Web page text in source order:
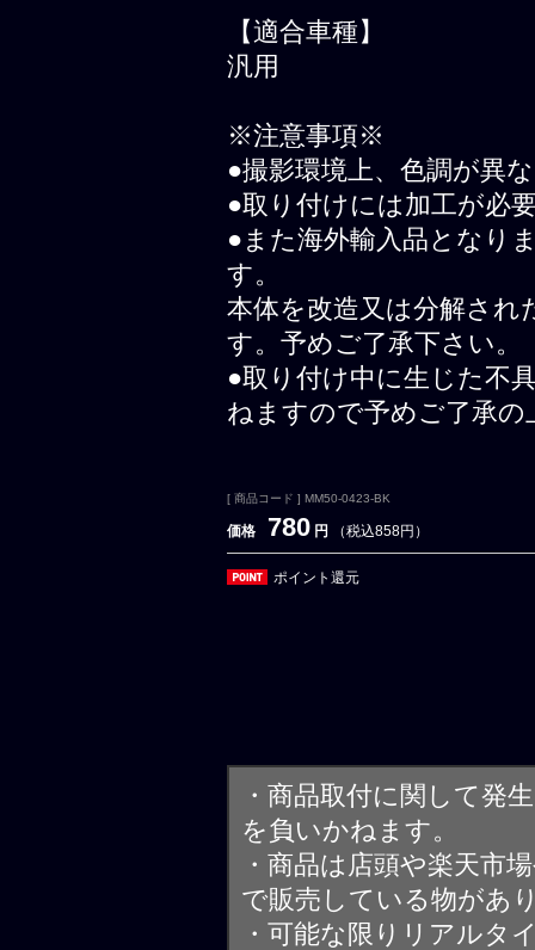
【適合車種】
汎用
※注意事項※
●撮影環境上、色調が異
●取り付けには加工が必
●また海外輸入品となり
す。
本体を改造又は分解され
す。予めご了承下さい。
●取り付け中に生じた不
ねますので予めご了承
[ 商品コード ] MM50-0423-BK
価格 780 円 （税込858円）
ポイント還元
・商品取付に関して発
を負いかねます。
・商品は店頭や楽天市
で販売している物があ
・可能な限りリアルタ